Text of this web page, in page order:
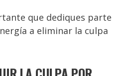
que dediques parte
a eliminar la culpa